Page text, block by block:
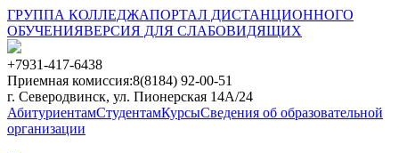
ГРУППА КОЛЛЕДЖАПОРТАЛ ДИСТАНЦИОННОГО
ОБУЧЕНИЯВЕРСИЯ ДЛЯ СЛАБОВИДЯЩИХ
+7931-417-6438
Приемная комиссия:8(8184) 92-00-51
г. Северодвинск, ул. Пионерская 14А/24
АбитуриентамСтудентамКурсыСведения об образовательной
организации